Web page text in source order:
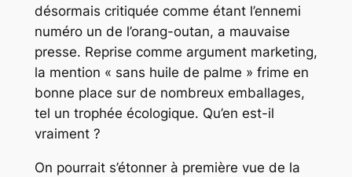
désormais critiquée comme étant l’ennemi
numéro un de l’orang-outan, a mauvaise
presse. Reprise comme argument marketing,
la mention « sans huile de palme » frime en
bonne place sur de nombreux emballages,
tel un trophée écologique. Qu’en est-il
vraiment ?
On pourrait s’étonner à première vue de la